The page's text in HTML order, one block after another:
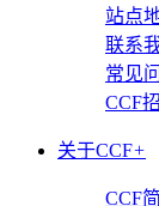
站点
联系
常见
CCF
关于CCF+
CCF